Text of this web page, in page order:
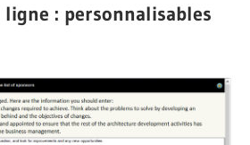
: personnalisables